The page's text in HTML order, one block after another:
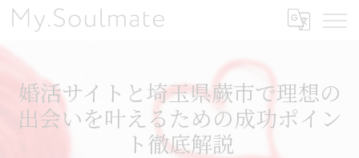
婚活サイトと埼玉県蕨市で理想の
出会いを叶えるための成功ポイン
ト徹底解説